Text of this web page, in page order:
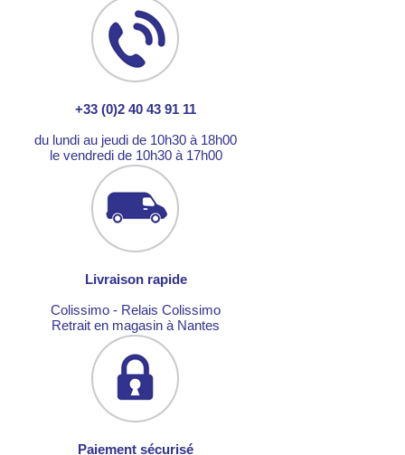
+33 (0)2 40 43 91 11
du lundi au jeudi de 10h30 à 18h00
le vendredi de 10h30 à 17h00
Livraison rapide
Colissimo - Relais Colissimo
Retrait en magasin à Nantes
Paiement sécurisé